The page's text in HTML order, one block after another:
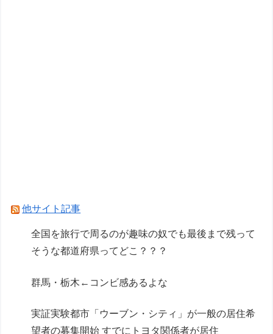
他サイト記事
全国を旅行で周るのが趣味の奴でも最後まで残って
そうな都道府県ってどこ？？？
群馬・栃木←コンビ感あるよな
実証実験都市「ウーブン・シティ」が一般の居住希
望者の募集開始 すでにトヨタ関係者が居住